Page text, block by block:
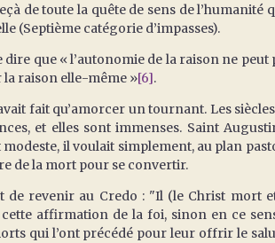
de toute la quête de sens de l’humanité
(Septième catégorie d’impasses).
que « l’autonomie de la raison ne peut
raison elle-même »[6].
fait qu’amorcer un tournant. Les
et elles sont immenses. Saint
il voulait simplement, au plan
de la mort pour se convertir.
au Credo : "Il (le Christ mort et
affirmation de la foi, sinon en ce
qui l’ont précédé pour leur offrir le